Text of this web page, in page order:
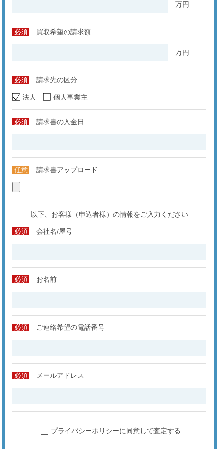
万円
必須 買取希望の請求額
万円
必須 請求先の区分
法人 個人事業主
必須 請求書の入金日
任意 請求書アップロード
以下、お客様（申込者様）の情報をご入力ください
必須 会社名/屋号
必須 お名前
必須 ご連絡希望の電話番号
必須 メールアドレス
プライバシーポリシーに同意して査定する